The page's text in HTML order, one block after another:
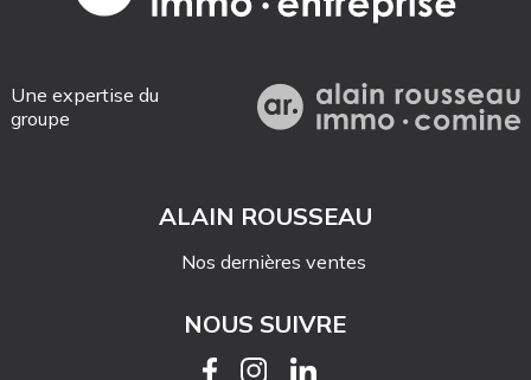
Une expertise du
groupe
ALAIN ROUSSEAU
Nos dernières ventes
NOUS SUIVRE